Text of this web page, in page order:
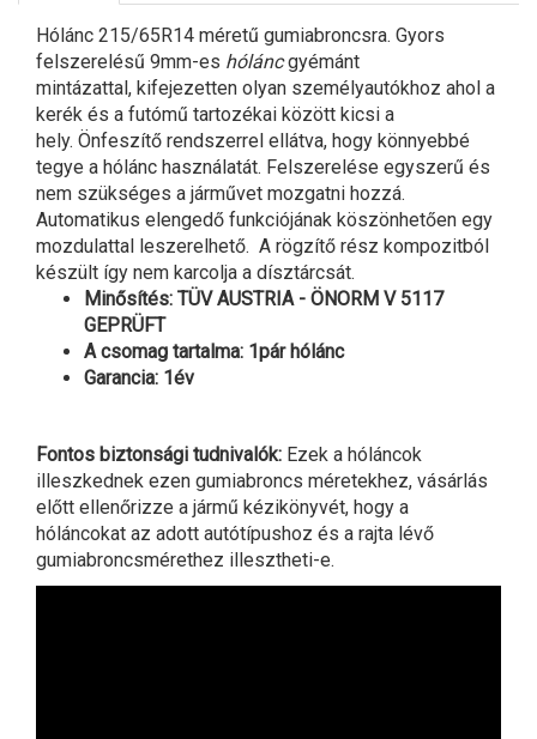
Hólánc 215/65R14 méretű gumiabroncsra. Gyors
felszerelésű 9mm-es hóláncgyémánt
mintázattal, kifejezetten olyan személyautókhoz ahol a
kerék és a futómű tartozékai között kicsi a
hely. Önfeszítő rendszerrel ellátva, hogy könnyebbé
tegye a hólánc használatát. Felszerelése egyszerű és
nem szükséges a járművet mozgatni hozzá.
Automatikus elengedő funkciójának köszönhetően egy
mozdulattal leszerelhető. A rögzítő rész kompozitból
készült így nem karcolja a dísztárcsát.
Minősítés: TÜV AUSTRIA - ÖNORM V 5117
GEPRÜFT
A csomag tartalma: 1pár hólánc
Garancia: 1év
Fontos biztonsági tudnivalók: Ezek a hóláncok
illeszkednek ezen gumiabroncs méretekhez, vásárlás
előtt ellenőrizze a jármű kézikönyvét, hogy a
hóláncokat az adott autótípushoz és a rajta lévő
gumiabroncsmérethez illesztheti-e.